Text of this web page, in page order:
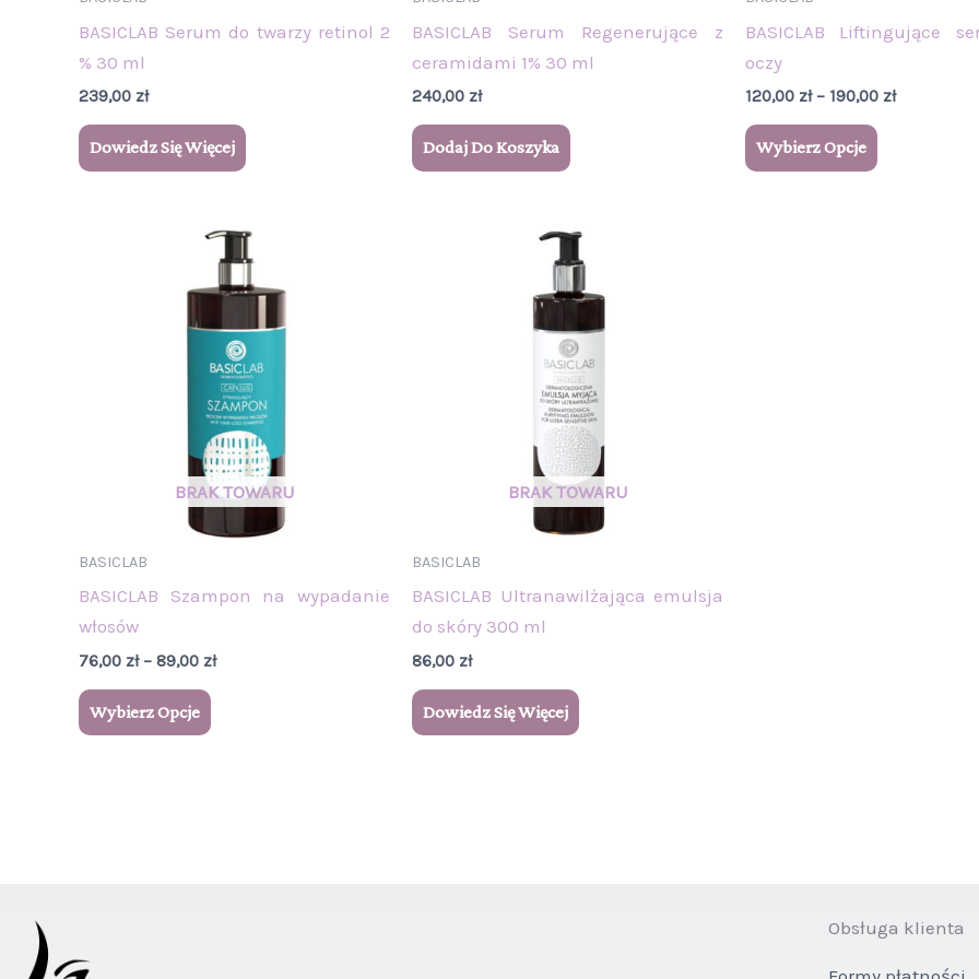
BASICLAB Serum do twarzy retinol 2
% 30 ml
239,00 zł
Dowiedz Się Więcej
BASICLAB Serum Regenerujące z
ceramidami 1% 30 ml
240,00 zł
Dodaj Do Koszyka
BASICLAB Liftingujące
oczy
120,00 zł – 190,00 zł
Wybierz Opcje
BASICLAB
BASICLAB Szampon na wypadanie
włosów
76,00 zł – 89,00 zł
Zakres
cen:
76,00 zł
89,00 zł
Wybierz Opcje
Ten
produkt
ma
wiele
wariantów.
Opcje
można
wybrać
na
BASICLAB
BASICLAB Ultranawilżająca emulsja
do skóry 300 ml
86,00 zł
Dowiedz Się Więcej
Obsługa klienta